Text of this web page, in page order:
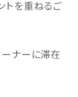
トを重ねるご
ーナーに滞在